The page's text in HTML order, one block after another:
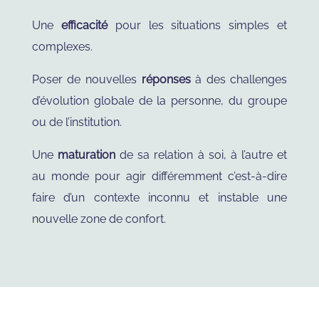
Une efficacitépour les situations simples et
complexes.
Poser de nouvelles réponsesà des challenges
d’évolution globale de la personne, du groupe
ou de l’institution.
Une maturationde sa relation à soi, à l’autre et
au monde pour agir différemment c’est-à-dire
faire d’un contexte inconnu et instable une
nouvelle zone de confort.